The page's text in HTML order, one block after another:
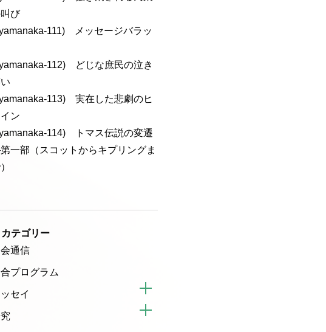
び
111) メッセージバラッ
112) どじな庶民の泣き
い
113) 実在した悲劇のヒ
ン
114) トマス伝説の変遷
一部（スコットからキプリングま
カテゴリー
通信
プログラム
セイ